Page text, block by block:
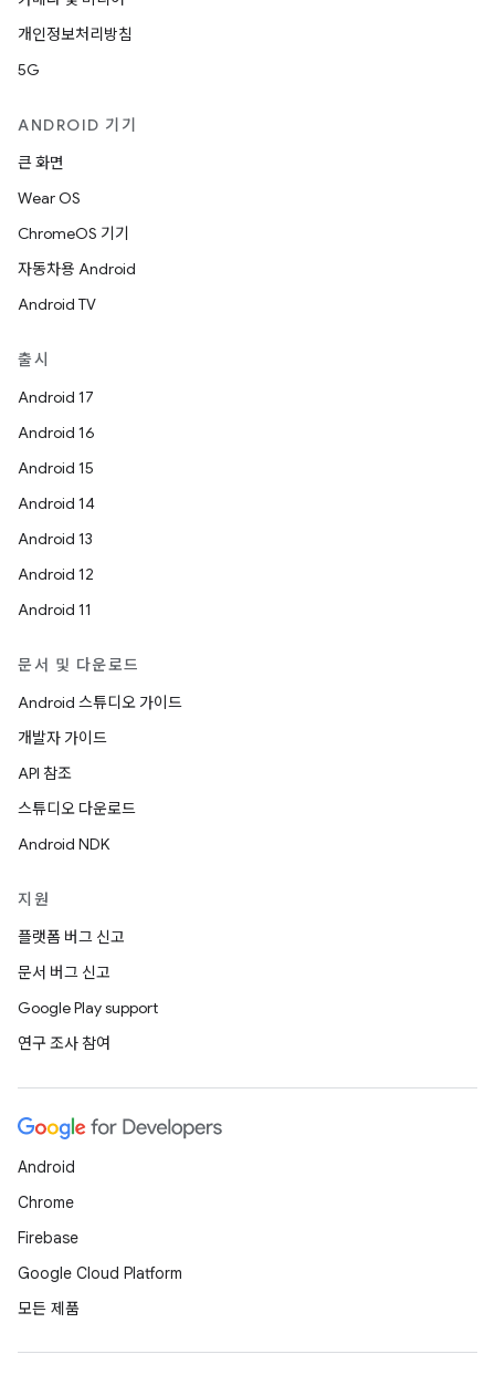
개인정보처리방침
5G
ANDROID 기기
큰 화면
Wear OS
ChromeOS 기기
자동차용 Android
Android TV
출시
Android 17
Android 16
Android 15
Android 14
Android 13
Android 12
Android 11
문서 및 다운로드
Android 스튜디오 가이드
개발자 가이드
API 참조
스튜디오 다운로드
Android NDK
지원
플랫폼 버그 신고
문서 버그 신고
Google Play support
연구 조사 참여
Android
Chrome
Firebase
Google Cloud Platform
모든 제품